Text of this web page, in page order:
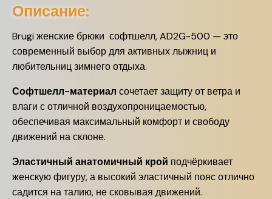
Описание:
Brugi женские брюки софтшелл, AD2G-500 — это
современный выбор для активных лыжниц и
любительниц зимнего отдыха.
Софтшелл-материал сочетает защиту от ветра и
влаги с отличной воздухопроницаемостью,
обеспечивая максимальный комфорт и свободу
движений на склоне.
Эластичный анатомичный крой подчёркивает
женскую фигуру, а высокий эластичный пояс отлично
садится на талию, не сковывая движений.